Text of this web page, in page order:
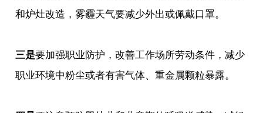
和炉灶改造，雾霾天气要减少外出或佩戴口罩。
三是要加强职业防护，改善工作场所劳动条件，减少
职业环境中粉尘或者有害气体、重金属颗粒暴露。